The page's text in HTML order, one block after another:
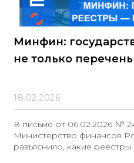
Минфин:
не только
18.02.2026
В письме от 06.02.2026 №
Министерство финансов
разъяснило, какие реестры